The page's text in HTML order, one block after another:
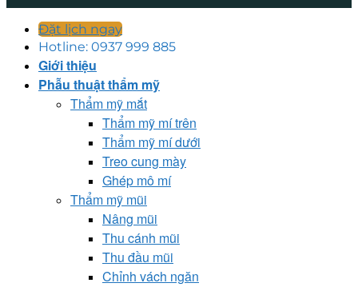
Đặt lịch ngay
Hotline: 0937 999 885
Giới thiệu
Phẫu thuật thẩm mỹ
Thẩm mỹ mắt
Thẩm mỹ mí trên
Thẩm mỹ mí dưới
Treo cung mày
Ghép mô mí
Thẩm mỹ mũi
Nâng mũi
Thu cánh mũi
Thu đầu mũi
Chỉnh vách ngăn